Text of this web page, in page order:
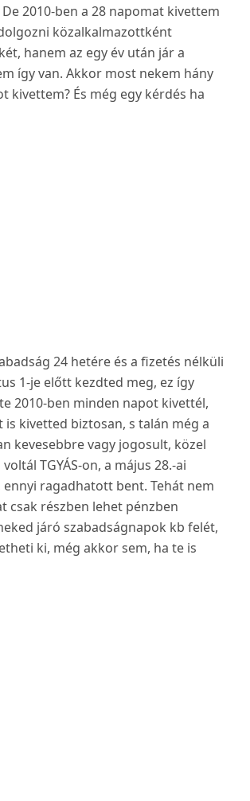
2010-ben a 28 napomat kivettem
közalkalmazottként
hanem az egy év után jár a
így van. Akkor most nekem hány
kivettem? És még egy kérdés ha
24 hetére és a fizetés nélküli
1-je előtt kezdted meg, ez így
2010-ben minden napot kivettél,
kivetted biztosan, s talán még a
kevesebbre vagy jogosult, közel
TGYÁS-on, a május 28.-ai
ragadhatott bent. Tehát nem
csak részben lehet pénzben
járó szabadságnapok kb felét,
ki, még akkor sem, ha te is